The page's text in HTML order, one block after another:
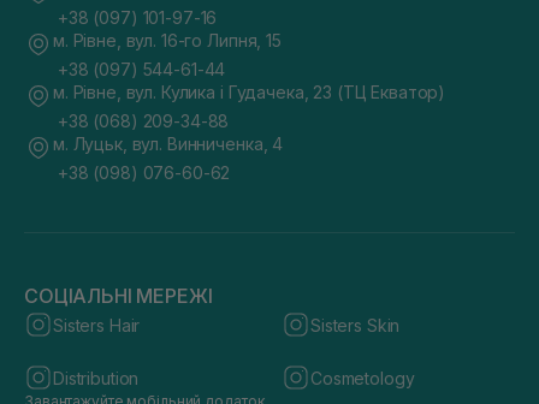
+38 (097) 101-97-16
м. Рівне, вул. 16-го Липня, 15
+38 (097) 544-61-44
м. Рівне, вул. Кулика і Гудачека, 23 (ТЦ Екватор)
+38 (068) 209-34-88
м. Луцьк, вул. Винниченка, 4
+38 (098) 076-60-62
СОЦІАЛЬНІ МЕРЕЖІ
Sisters Hair Sisters Skin
Distribution Cosmetology